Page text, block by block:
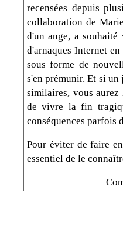
recensées depuis
collaboration de
d'un ange, a
d'arnaques Internet
sous forme de
s'en prémunir. Et si
similaires, vous
de vivre la fin
conséquences parfois
Pour éviter de faire
essentiel de le